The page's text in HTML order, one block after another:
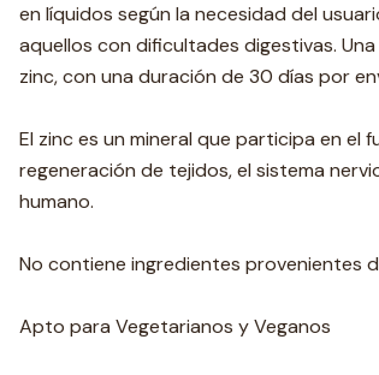
en líquidos según la necesidad del
aquellos con dificultades digestivas.
zinc, con una duración de 30 días por
El zinc es un mineral que participa en el
regeneración de tejidos, el sistema
humano.
No contiene ingredientes provenientes
Apto para Vegetarianos y Veganos